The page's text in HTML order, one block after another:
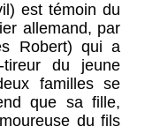
est témoin du
allemand, par
Robert) qui a
du jeune
familles se
que sa fille,
du fils